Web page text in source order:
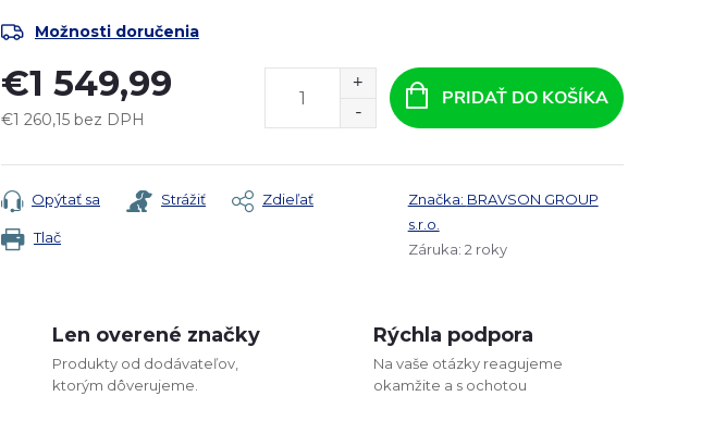
Možnosti doručenia
€1 549,99
€1 260,15 bez DPH
cena:
PRIDAŤ DO KOŠÍKA
Tlač
Opýtať sa Strážiť Zdieľať Značka: BRAVSON GROUP
s.r.o.
Záruka: 2 roky
Len overené značky
Produkty od dodávateľov,
ktorým dôverujeme.
Rýchla podpora
Na vaše otázky reagujeme
okamžite a s ochotou